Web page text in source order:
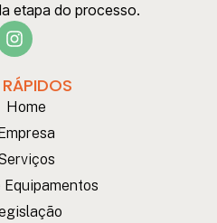
etapa do processo.
Home
Empresa
Equipamentos